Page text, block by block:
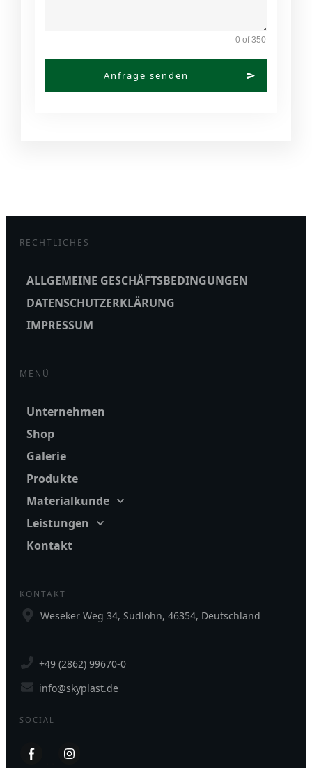
0 of 350
Anfrage senden
RECHTLICHES
ALLGEMEINE GESCHÄFTSBEDINGUNGEN
DATENSCHUTZERKLÄRUNG
IMPRESSUM
MENÜ
Unternehmen
Shop
Galerie
Produkte
Materialkunde
Leistungen
Kontakt
KONTAKT
Weseker Weg 34, Südlohn, 46354, Deutschland
+49 (2862) 99670-0
info@skyplast.de
SOCIAL